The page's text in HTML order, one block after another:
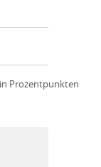
Prozentpunkten